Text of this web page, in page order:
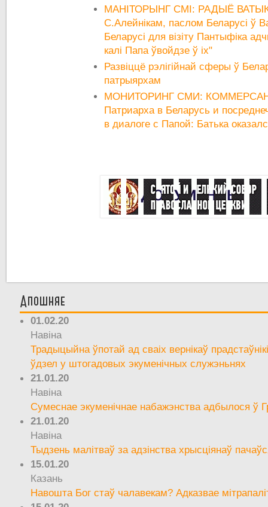
МАНІТОРЫНГ СМІ: РАДЫЁ
С.Алейнікам, паслом Беларусі ў
Беларусі для візіту Пантыфіка
калі Папа ўвойдзе ў іх"
Развіццё рэлігійнай сферы ў
патрыярхам
МОНИТОРИНГ СМИ:
Патриарха в Беларусь и
в диалоге с Папой: Батька
Апошняе
01.02.20
Навіна
Традыцыйна ўпотай ад сваіх вернікаў
ўдзел у штогадовых экуменічных служэньнях
21.01.20
Навіна
Сумеснае экуменічнае набажэнства адбылося ў
21.01.20
Навіна
Тыдзень малітваў за адзінства хрысціянаў
15.01.20
Казань
Навошта Бог стаў чалавекам? Адказвае